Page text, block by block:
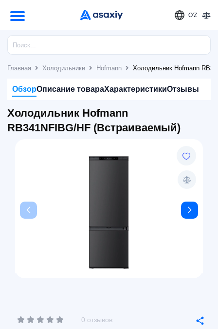
O'Z
Главная Холодильники Hofmann Холодильник Hofmann
ОбзорОписание товараХарактеристикиОтзывы
Холодильник Hofmann
RB341NFIBG/HF (Встраиваемый)
0 отзывов